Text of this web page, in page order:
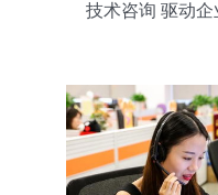
技术咨询 驱动